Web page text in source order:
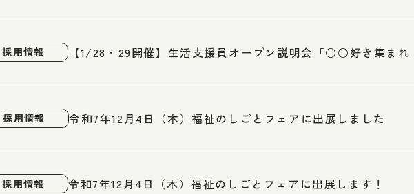
採用情報 【1/28・29開催】生活支援員オープン説明会「○○好き集まれ
採用情報 令和7年12月4日（木）福祉のしごとフェアに出展しました
採用情報 令和7年12月4日（木）福祉のしごとフェアに出展します！